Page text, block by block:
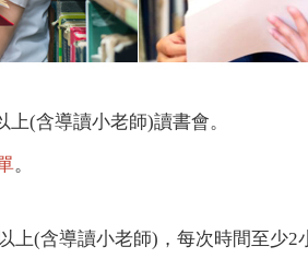
(含導讀小老師)讀書會。
。
(含導讀小老師)，每次時間至少2